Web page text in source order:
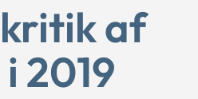
af
2019